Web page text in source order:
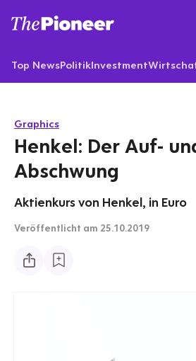
Top NewsPolitikInvestment
Graphics
Henkel: Der Auf-
Abschwung
Aktienkurs von Henkel, in Euro
Veröffentlicht am 25.10.2019